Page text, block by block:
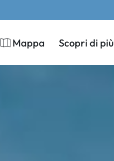
Mappa Scopri di più